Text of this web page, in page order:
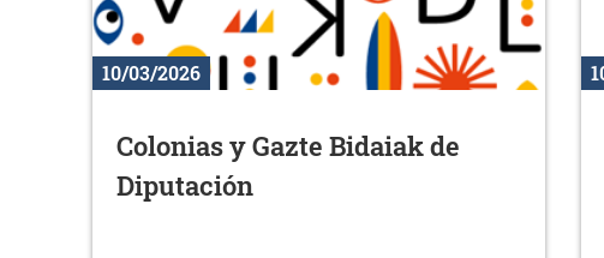
10/03/2026
Colonias y Gazte Bidaiak de
Diputación